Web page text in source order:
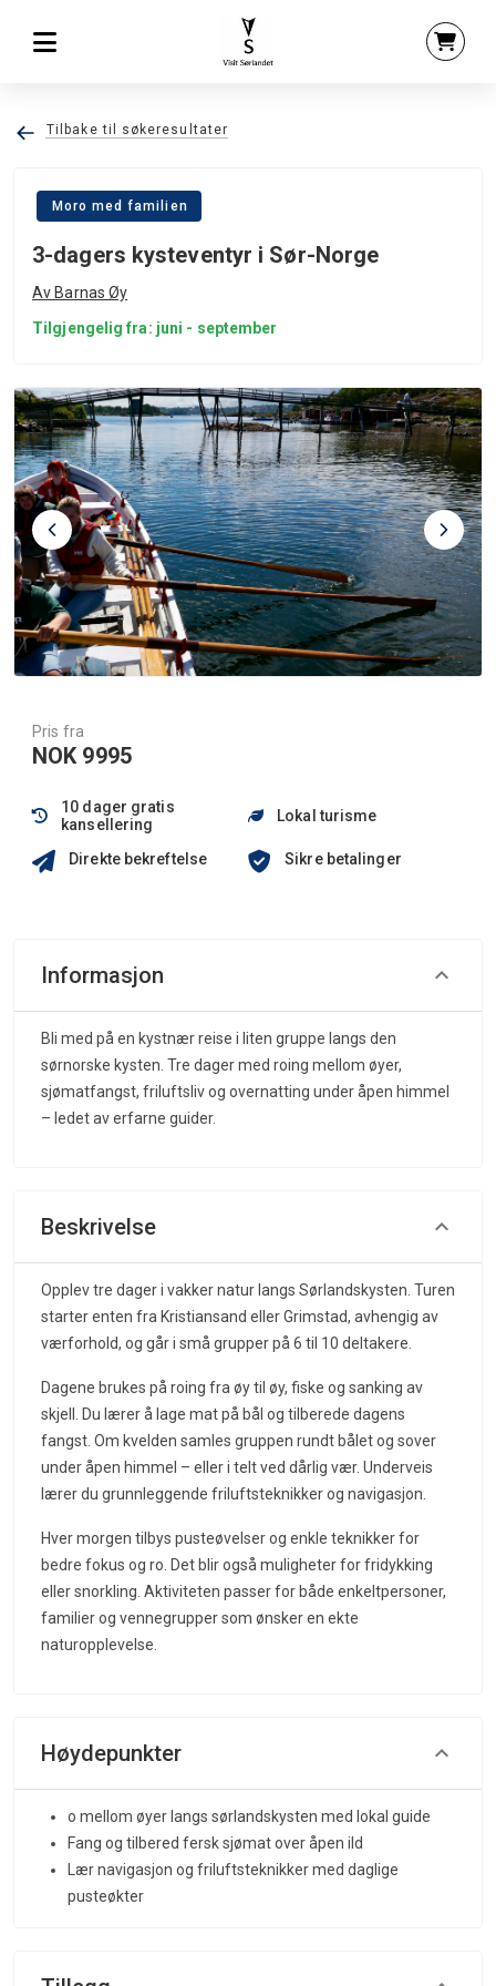
Tilbake til søkeresultater
Moro med familien
3-dagers kysteventyr i Sør-Norge
Av Barnas Øy
Tilgjengelig fra: juni - september
Pris fra
NOK 9995
10 dager gratis
kansellering
Lokal turisme
Direkte bekreftelse Sikre betalinger
Informasjon
Bli med på en kystnær reise i liten gruppe langs den
sørnorske kysten. Tre dager med roing mellom øyer,
sjømatfangst, friluftsliv og overnatting under åpen himmel
– ledet av erfarne guider.
Beskrivelse
Opplev tre dager i vakker natur langs Sørlandskysten. Turen
starter enten fra Kristiansand eller Grimstad, avhengig av
værforhold, og går i små grupper på 6 til 10 deltakere.
Dagene brukes på roing fra øy til øy, fiske og sanking av
skjell. Du lærer å lage mat på bål og tilberede dagens
fangst. Om kvelden samles gruppen rundt bålet og sover
under åpen himmel – eller i telt ved dårlig vær. Underveis
lærer du grunnleggende friluftsteknikker og navigasjon.
Hver morgen tilbys pusteøvelser og enkle teknikker for
bedre fokus og ro. Det blir også muligheter for fridykking
eller snorkling. Aktiviteten passer for både enkeltpersoner,
familier og vennegrupper som ønsker en ekte
naturopplevelse.
Høydepunkter
o mellom øyer langs sørlandskysten med lokal guide
Fang og tilbered fersk sjømat over åpen ild
Lær navigasjon og friluftsteknikker med daglige
pusteøkter